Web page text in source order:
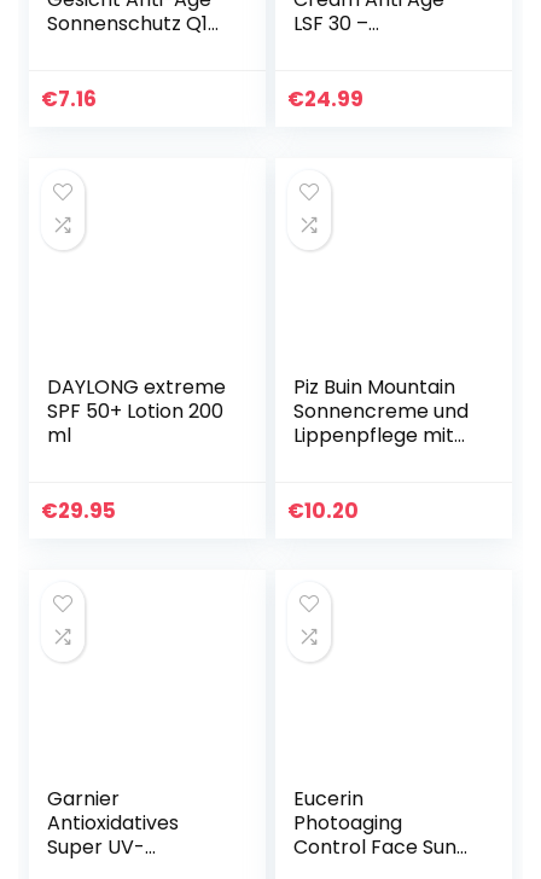
Sonnenschutz Q10
dende
€7.16
LSF 30 –
Creme für das
€24.99
DAYLONG extreme
SPF 50+ Lotion 200
ml
€29.95
Piz Buin Mountain
Sonnencreme und
Lippenpflege mit
speziell fürs
€10.20
Garnier
Antioxidatives
Super UV-
Eucerin
Photoaging
Control Face Sun